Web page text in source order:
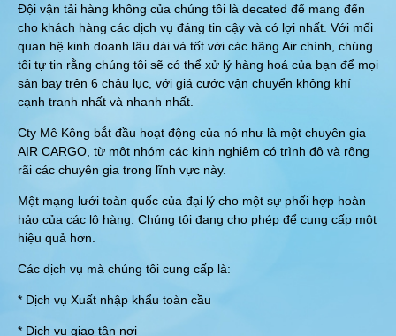
Đội vận tải hàng không của chúng tôi là decated để mang đến
cho khách hàng các dịch vụ đáng tin cậy và có lợi nhất. Với mối
quan hệ kinh doanh lâu dài và tốt với các hãng Air chính, chúng
tôi tự tin rằng chúng tôi sẽ có thể xử lý hàng hoá của bạn để mọi
sân bay trên 6 châu lục, với giá cước vận chuyển không khí
cạnh tranh nhất và nhanh nhất.
Cty Mê Kông bắt đầu hoạt động của nó như là một chuyên gia
AIR CARGO, từ một nhóm các kinh nghiệm có trình độ và rộng
rãi các chuyên gia trong lĩnh vực này.
Một mạng lưới toàn quốc của đại lý cho một sự phối hợp hoàn
hảo của các lô hàng. Chúng tôi đang cho phép để cung cấp một
hiệu quả hơn.
Các dịch vụ mà chúng tôi cung cấp là:
* Dịch vụ Xuất nhập khẩu toàn cầu
* Dịch vụ giao tận nơi